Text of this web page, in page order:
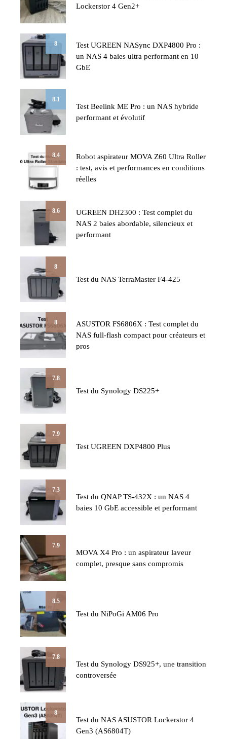
Lockerstor 4 Gen2+
8
Test UGREEN NASync DXP4800 Pro :
un NAS 4 baies ultra performant en 10
GbE
8.1
Test Beelink ME Pro : un NAS hybride
performant et évolutif
8.4
Robot aspirateur MOVA Z60 Ultra Roller
: test, avis et performances en conditions
réelles
8.6
UGREEN DH2300 : Test complet du
NAS 2 baies abordable, silencieux et
performant
8
Test du NAS TerraMaster F4-425
8
ASUSTOR FS6806X : Test complet du
NAS full-flash compact pour créateurs et
pros
7.8
Test du Synology DS225+
7.9
Test UGREEN DXP4800 Plus
7.3
Test du QNAP TS-432X : un NAS 4
baies 10 GbE accessible et performant
7.9
MOVA X4 Pro : un aspirateur laveur
complet, presque sans compromis
8.5
Test du NiPoGi AM06 Pro
7.8
Test du Synology DS925+, une transition
controversée
8
Test du NAS ASUSTOR Lockerstor 4
Gen3 (AS6804T)